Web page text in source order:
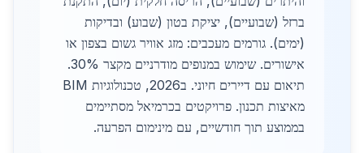
ברזל (שבועיים), יציקת בטון (שבוע) ובדיקות
(ימים). גורמים מעכבים: מזג אוויר גשום בצפון או
אישורים. שימוש במנופים מודרניים מקצר 30%.
תיאום עם דיירים חיוני. ב2026, טכנולוגיות BIM
מאיצות תכנון. פרויקטים בכרמיאל מסתיימים
בממוצע תוך חודשיים, עם מינימום הפרעה.